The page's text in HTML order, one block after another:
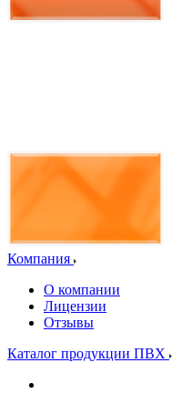
Компания
О компании
Лицензии
Отзывы
Каталог продукции ПВХ